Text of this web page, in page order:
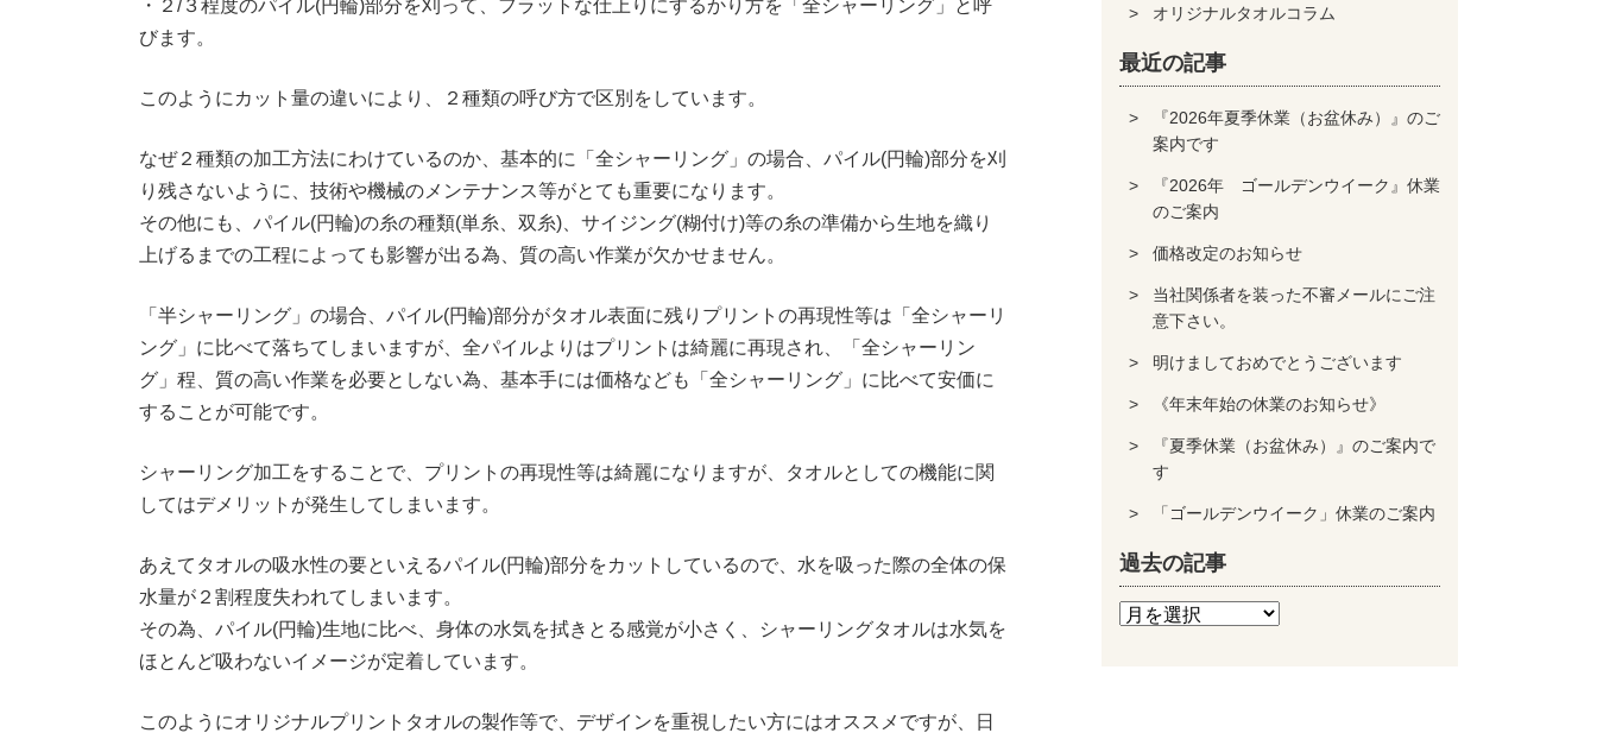
・２/３程度のパイル(円輪)部分を刈って、フラットな仕上りにするかり方を「全シャーリング」と呼
びます。
このようにカット量の違いにより、２種類の呼び方で区別をしています。
なぜ２種類の加工方法にわけているのか、基本的に「全シャーリング」の場合、パイル(円輪)部分を刈
り残さないように、技術や機械のメンテナンス等がとても重要になります。
その他にも、パイル(円輪)の糸の種類(単糸、双糸)、サイジング(糊付け)等の糸の準備から生地を織り
上げるまでの工程によっても影響が出る為、質の高い作業が欠かせません。
「半シャーリング」の場合、パイル(円輪)部分がタオル表面に残りプリントの再現性等は「全シャーリ
ング」に比べて落ちてしまいますが、全パイルよりはプリントは綺麗に再現され、「全シャーリン
グ」程、質の高い作業を必要としない為、基本手には価格なども「全シャーリング」に比べて安価に
することが可能です。
シャーリング加工をすることで、プリントの再現性等は綺麗になりますが、タオルとしての機能に関
してはデメリットが発生してしまいます。
あえてタオルの吸水性の要といえるパイル(円輪)部分をカットしているので、水を吸った際の全体の保
水量が２割程度失われてしまいます。
その為、パイル(円輪)生地に比べ、身体の水気を拭きとる感覚が小さく、シャーリングタオルは水気を
ほとんど吸わないイメージが定着しています。
このようにオリジナルプリントタオルの製作等で、デザインを重視したい方にはオススメですが、日
オリジナルタオルコラム
最近の記事
『2026年夏季休業（お盆休み）』のご
案内です
『2026年 ゴールデンウイーク』休業
のご案内
価格改定のお知らせ
当社関係者を装った不審メールにご注
意下さい。
明けましておめでとうございます
《年末年始の休業のお知らせ》
『夏季休業（お盆休み）』のご案内で
す
「ゴールデンウイーク」休業のご案内
過去の記事